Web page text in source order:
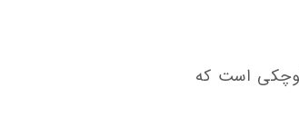
کوچکی است که